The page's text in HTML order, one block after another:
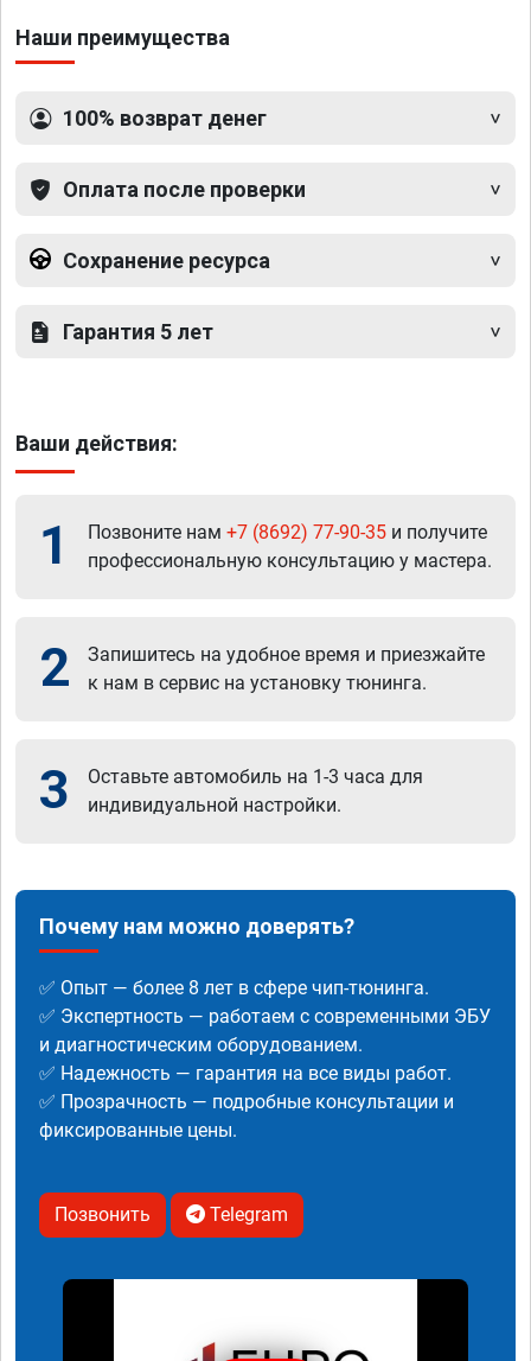
Наши преимущества
100% возврат денег
Оплата после проверки
Сохранение ресурса
Гарантия 5 лет
Ваши действия:
1 Позвоните нам +7 (8692) 77-90-35 и получите
профессиональную консультацию у мастера.
2
Запишитесь на удобное время и приезжайте
к нам в сервис на установку тюнинга.
3
Оставьте автомобиль на 1-3 часа для
индивидуальной настройки.
Почему нам можно доверять?
✅ Опыт — более 8 лет в сфере чип-тюнинга.
✅ Экспертность — работаем с современными ЭБУ
и диагностическим оборудованием.
✅ Надежность — гарантия на все виды работ.
✅ Прозрачность — подробные консультации и
фиксированные цены.
Позвонить Telegram